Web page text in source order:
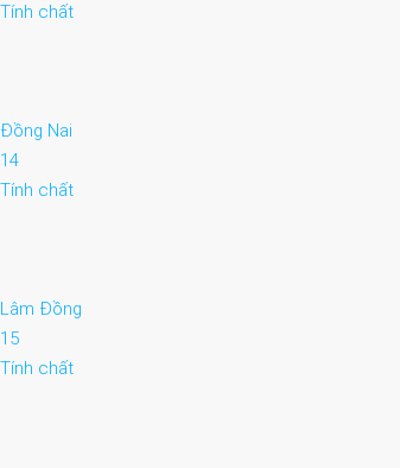
Tính chất
Đồng Nai
14
Tính chất
Lâm Đồng
15
Tính chất